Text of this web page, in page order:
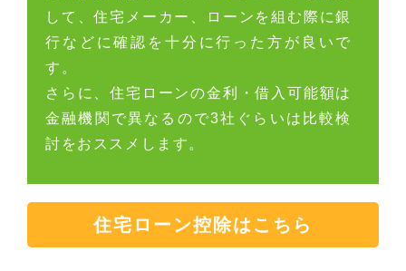
して、住宅メーカー、ローンを組む際に銀
行などに確認を十分に行った方が良いで
す。
さらに、住宅ローンの金利・借入可能額は
金融機関で異なるので3社ぐらいは比較検
討をおススメします。
住宅ローン控除はこちら